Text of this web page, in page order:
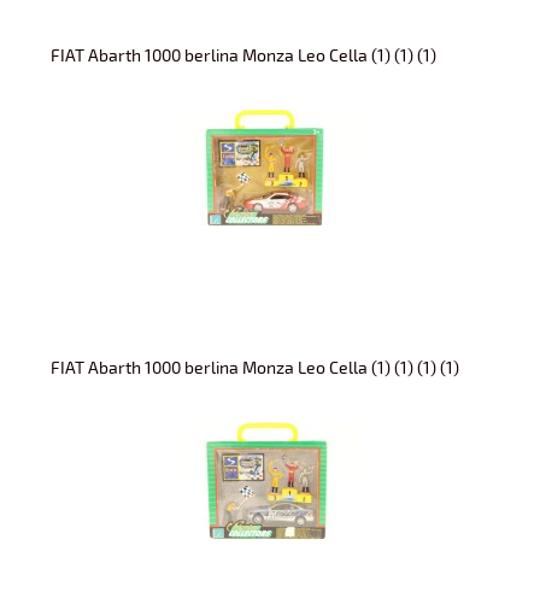
FIAT Abarth 1000 berlina Monza Leo Cella (1) (1) (1)
FIAT Abarth 1000 berlina Monza Leo Cella (1) (1) (1) (1)